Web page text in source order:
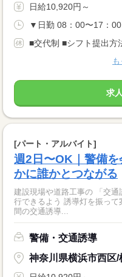
日給10,920円～
▼日勤 08：00〜17：
■交代制 ■シフト提出方
求
[パート・アルバイト]
週2日〜OK｜警備
かに誰かとつながる
建設現場や道路工事の 「交通誘導」の
行できるよう 誘導灯を振って案内！ ▼働く現場は... 【住
間の交通誘導...
警備・交通誘導
神奈川県横浜市西区/